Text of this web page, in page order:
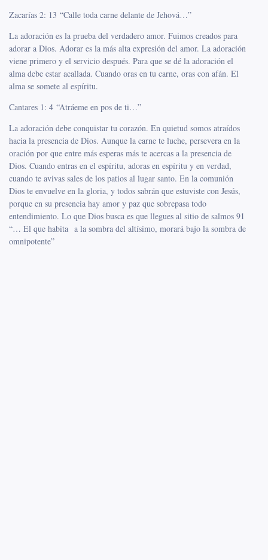
Zacarías 2: 13 “Calle toda carne delante de Jehová…”
La adoración es la prueba del verdadero amor. Fuimos creados para
adorar a Dios. Adorar es la más alta expresión del amor. La adoración
viene primero y el servicio después. Para que se dé la adoración el
alma debe estar acallada. Cuando oras en tu carne, oras con afán. El
alma se somete al espíritu.
Cantares 1: 4 “Atráeme en pos de ti…”
La adoración debe conquistar tu corazón. En quietud somos atraídos
hacia la presencia de Dios. Aunque la carne te luche, persevera en la
oración por que entre más esperas más te acercas a la presencia de
Dios. Cuando entras en el espíritu, adoras en espíritu y en verdad,
cuando te avivas sales de los patios al lugar santo. En la comunión
Dios te envuelve en la gloria, y todos sabrán que estuviste con Jesús,
porque en su presencia hay amor y paz que sobrepasa todo
entendimiento. Lo que Dios busca es que llegues al sitio de salmos 91
“… El que habita a la sombra del altísimo, morará bajo la sombra de
omnipotente”